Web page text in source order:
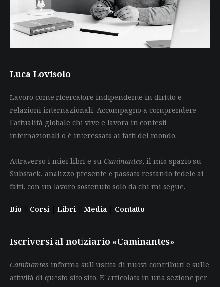
Luca Lovisolo
Lavoro come ricercatore indipendente in diritto e
relazioni internazionali. Accompagno a comprendere
l'attualità globale chi vive e lavora in contesti
internazionali o è interessato ai fatti del mondo.
Attraverso i miei libri e su Caminantes, il mio spazio su
Substack, analizzo presente e passato restando fedele ai
fatti, con un lavoro sostenuto solo da chi mi segue.
Bio | Corsi | Libri | Media | Contatto
Iscriversi al notiziario «Caminantes»
Caminantes informa sull'uscita di nuovi contributi e sulle
attività di questo sito sito. E' articolato in una sezione per